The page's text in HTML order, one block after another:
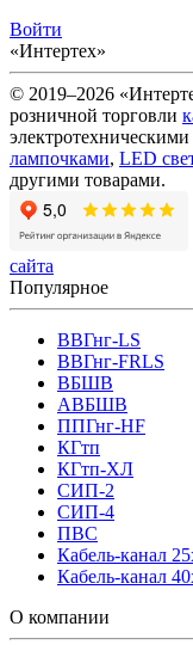
Войти
«Интертех»
© 2019–2026
розничной торговли
электротехническими
лампочками, LED
другими товарами.
сайта
Популярное
ВВГнг-LS
ВВГнг-FRLS
ВБШВ
АВБШВ
ППГнг-HF
КГтп
КГтп-ХЛ
СИП-2
СИП-4
ПВС
Кабель-канал
Кабель-канал
О компании